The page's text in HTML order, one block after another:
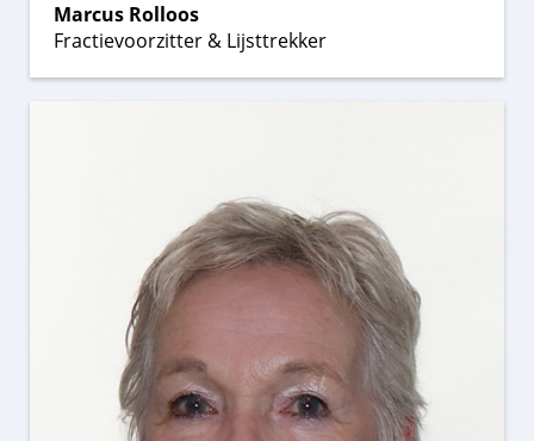
Marcus Rolloos
Fractievoorzitter & Lijsttrekker